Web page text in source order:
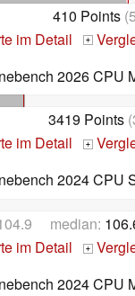
410 Points
im Detail +
2026 CPU
3419 Points
im Detail +
2024 CPU
median:
im Detail +
2024 CPU